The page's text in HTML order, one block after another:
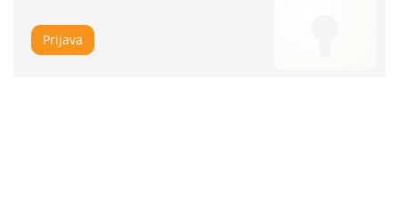
Prijava